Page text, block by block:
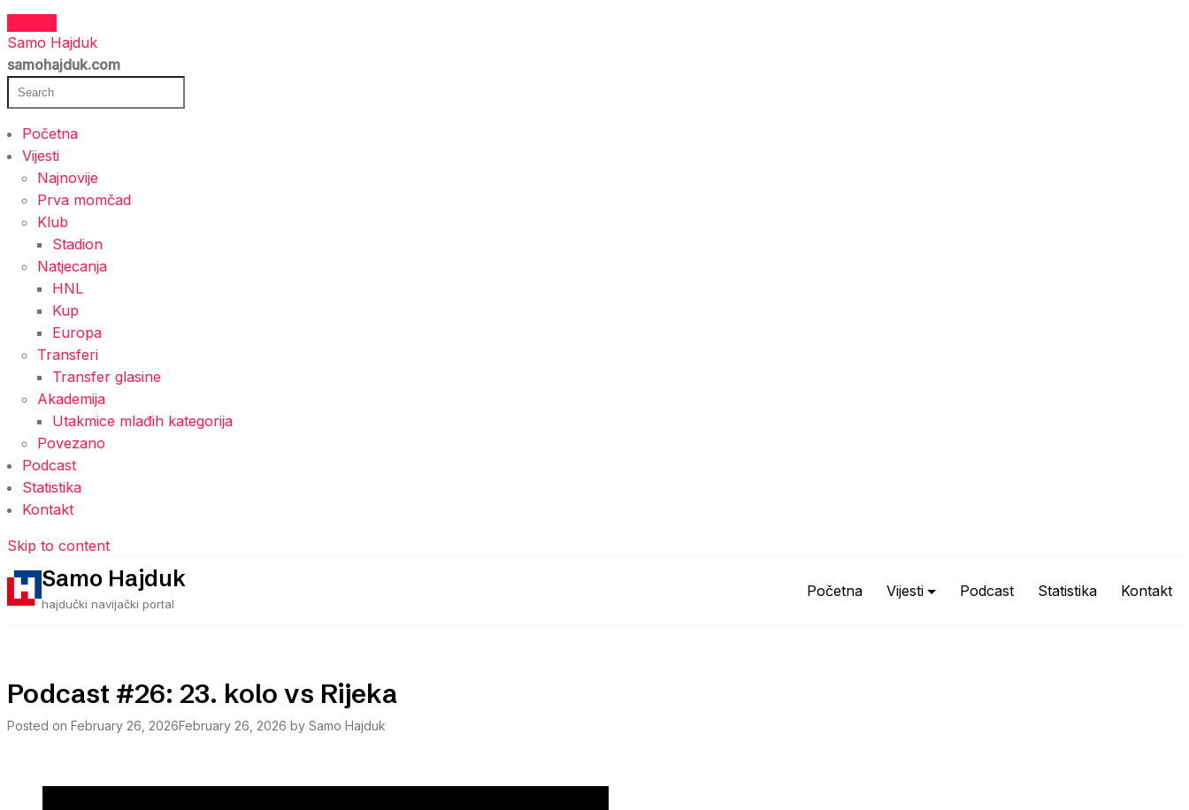
Samo Hajduk
samohajduk.com
Početna
Vijesti
Najnovije
Prva momčad
Klub
Stadion
Natjecanja
HNL
Kup
Europa
Transferi
Transfer glasine
Akademija
Utakmice mlađih kategorija
Povezano
Podcast
Statistika
Kontakt
Skip to content
Samo Hajduk
hajdučki navijački portal
Početna Vijesti Podcast Statistika Kontakt
Podcast #26: 23. kolo vs Rijeka
Posted on February 26, 2026February 26, 2026 by Samo Hajduk